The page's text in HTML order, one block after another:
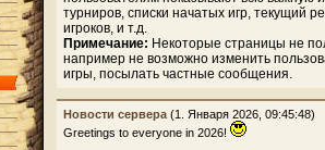
турниров, списки начатых игр, текущий
игроков, и т.д.
Примечание: Некоторые страницы не
например не возможно изменить
игры, посылать частные сообщения.
Новости сервера (1. Января 2026, 09:45:48)
Greetings to everyone in 2026!